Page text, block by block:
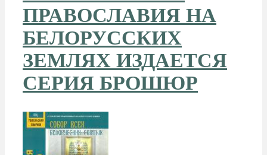
ПРАВОСЛАВИЯ НА
БЕЛОРУССКИХ
ЗЕМЛЯХ ИЗДАЕТСЯ
СЕРИЯ БРОШЮР